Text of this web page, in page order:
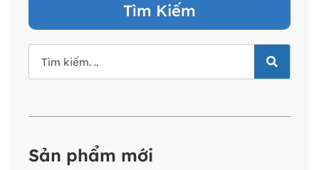
Tìm Kiếm
Sản phẩm mới